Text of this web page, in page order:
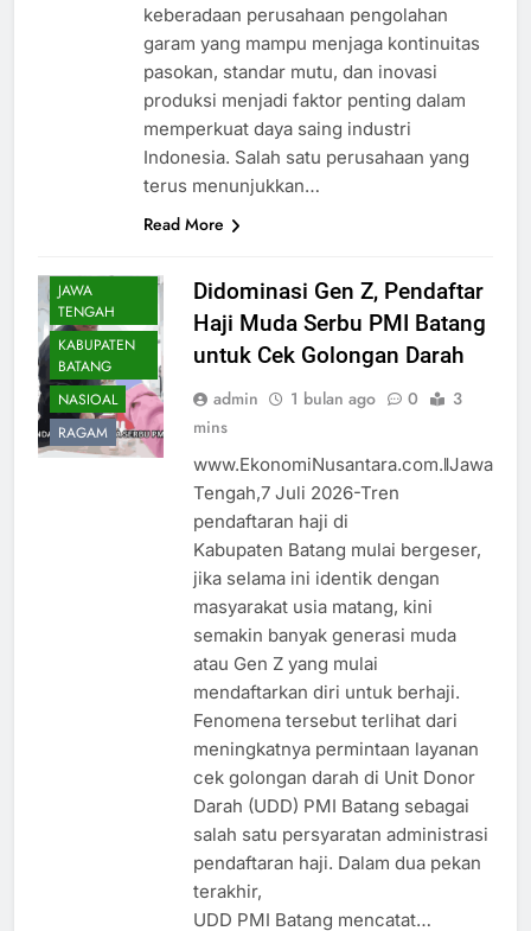
keberadaan perusahaan pengolahan
garam yang mampu menjaga kontinuitas
pasokan, standar mutu, dan inovasi
produksi menjadi faktor penting dalam
memperkuat daya saing industri
Indonesia. Salah satu perusahaan yang
terus menunjukkan…
Read More
JAWA
TENGAH
KABUPATEN
BATANG
NASIOAL
RAGAM
Didominasi Gen Z, Pendaftar
Haji Muda Serbu PMI Batang
untuk Cek Golongan Darah
admin 1 bulan ago 0
3
mins
www.EkonomiNusantara.com.ǁJawa
Tengah,7 Juli 2026-Tren
pendaftaran haji di
Kabupaten Batang mulai bergeser,
jika selama ini identik dengan
masyarakat usia matang, kini
semakin banyak generasi muda
atau Gen Z yang mulai
mendaftarkan diri untuk berhaji.
Fenomena tersebut terlihat dari
meningkatnya permintaan layanan
cek golongan darah di Unit Donor
Darah (UDD) PMI Batang sebagai
salah satu persyaratan administrasi
pendaftaran haji. Dalam dua pekan
terakhir,
UDD PMI Batang mencatat…